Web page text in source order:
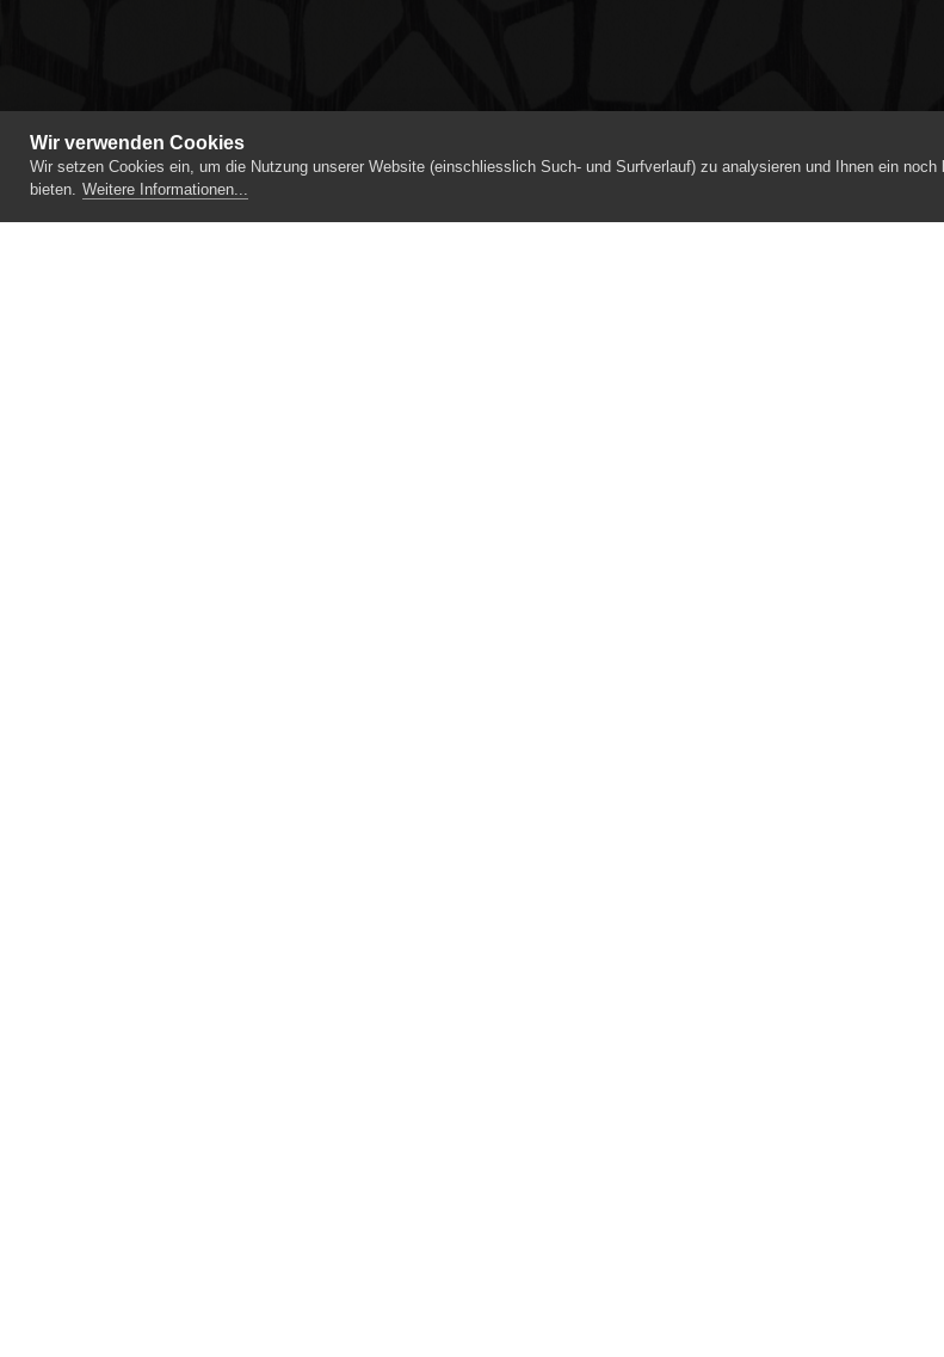
Wir verwenden Cookies
Wir setzen Cookies ein, um die Nutzung unserer Website (einschliesslich Such- und Surfverlauf) zu analysieren und Ihnen ein
bieten. Weitere Informationen...